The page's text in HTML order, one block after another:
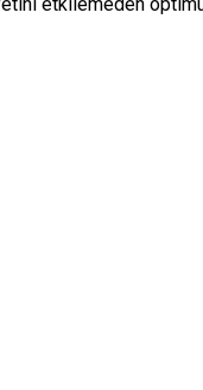
etkilemeden